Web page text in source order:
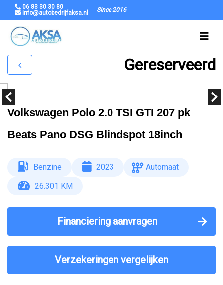
06 83 30 30 80
info@autobedrijfaksa.nl
Since 2016
Gereserveerd
Volkswagen Polo 2.0 TSI GTI 207 pk
Beats Pano DSG Blindspot 18inch
Benzine 2023
Automaat
26.301 KM
Financiering aanvragen
Verzekeringen vergelijken